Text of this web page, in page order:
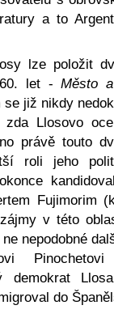
a to
lze položit
60. let -Město
již nikdy
Llosovo
právě touto
roli jeho
Fujimorim
v této
nepodobné
demokrat
do